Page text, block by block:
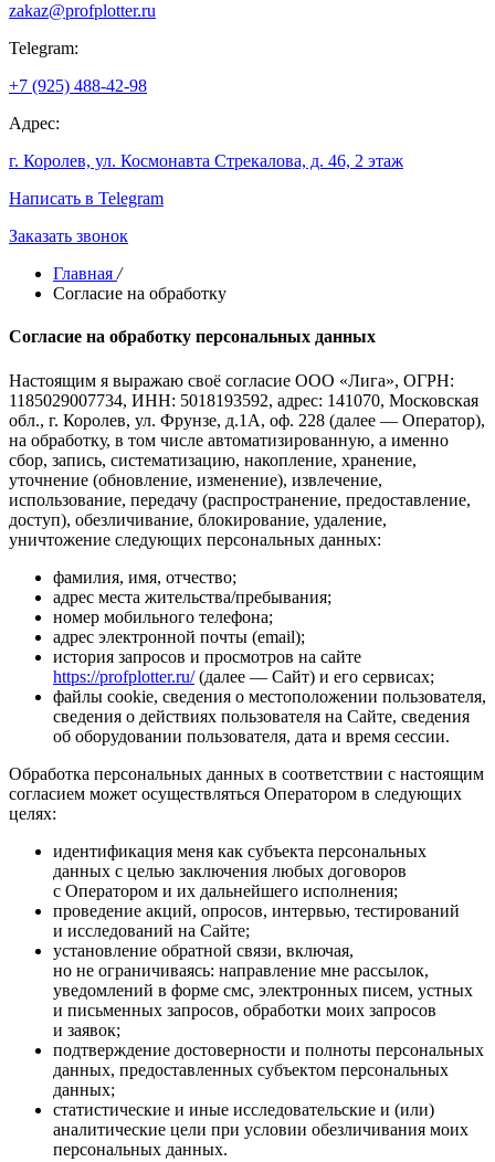
zakaz@profplotter.ru
Telegram:
+7 (925) 488-42-98
Адрес:
г. Королев, ул. Космонавта Стрекалова, д. 46, 2 этаж
Написать в Telegram
Заказать звонок
Главная /
Согласие на обработку
Согласие на обработку персональных данных
Настоящим я выражаю своё согласие ООО «Лига», ОГРН:
1185029007734, ИНН: 5018193592, адрес: 141070, Московская
обл., г. Королев, ул. Фрунзе, д.1А, оф. 228 (далее — Оператор),
на обработку, в том числе автоматизированную, а именно
сбор, запись, систематизацию, накопление, хранение,
уточнение (обновление, изменение), извлечение,
использование, передачу (распространение, предоставление,
доступ), обезличивание, блокирование, удаление,
уничтожение следующих персональных данных:
фамилия, имя, отчество;
адрес места жительства/пребывания;
номер мобильного телефона;
адрес электронной почты (email);
история запросов и просмотров на сайте
https://profplotter.ru/(далее — Сайт) и его сервисах;
файлы cookie, сведения о местоположении пользователя,
сведения о действиях пользователя на Сайте, сведения
об оборудовании пользователя, дата и время сессии.
Обработка персональных данных в соответствии с настоящим
согласием может осуществляться Оператором в следующих
целях:
идентификация меня как субъекта персональных
данных с целью заключения любых договоров
с Оператором и их дальнейшего исполнения;
проведение акций, опросов, интервью, тестирований
и исследований на Сайте;
установление обратной связи, включая,
но не ограничиваясь: направление мне рассылок,
уведомлений в форме смс, электронных писем, устных
и письменных запросов, обработки моих запросов
и заявок;
подтверждение достоверности и полноты персональных
данных, предоставленных субъектом персональных
данных;
статистические и иные исследовательские и (или)
аналитические цели при условии обезличивания моих
персональных данных.